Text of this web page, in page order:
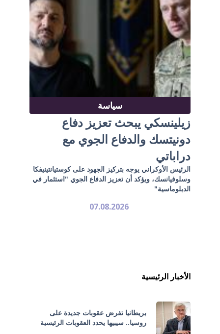
سياسة
زيلينسكي يبحث تعزيز دفاع
دونيتسك والدفاع الجوي مع
دراباتي
الرئيس الأوكراني يوجه بتركيز الجهود على كوستيانتينيفكا
وسلوفيانسك، ويؤكد أن تعزيز الدفاع الجوي "استثمار في
الدبلوماسية"
07.08.2026
الأخبار الرئيسية
بريطانيا تفرض عقوبات جديدة على
روسيا.. سيبيها يحدد العقوبات الرئيسية